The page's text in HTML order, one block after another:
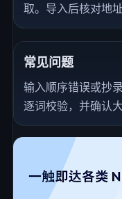
取。导入后核对地
常见问题
输入顺序错误或抄
逐词校验，并确认